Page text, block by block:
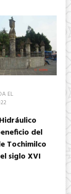
EL
del
Tochimilco
siglo XVI